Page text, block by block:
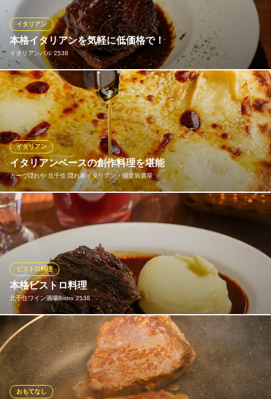
と､お料理に合わせて厳選したワイン･お酒をお楽しみいただけま
す｡
ビストロ Sabu
本格ビストロ×ワイン
ＪＲ常磐線北千住駅 徒歩2分
東京都足立区千住旭町40-24 横山ビル1F
本格イタリアンを気軽に低価格で！
イタリアンバル 2538
イタリアン
【牛ホホ肉の赤ワイン煮込み〜焼きリゾット添え〜 580円（税
抜）】 完成まで合計3日間を要する2538の名にふさわしい自慢の
お料理です。牛肉は飼育期間が長く旨味の増したものを厳選、下
味を付け焼付けの後、煮込みます。時間をかけてしっかりと作り
こむ逸品は箸でほぐれるほど柔らか、ぜひ一度お召し上がりくだ
さい。
イタリアンバル 2538
こだわりの煮込み料理
地下鉄北千住駅西口 徒歩3分
東京都足立区千住3-36 マツマルビル2F
イタリアンベースの創作料理を堪能
カーヴ隠れや 北千住 隠れ家イタリアン・個室居酒屋
イタリアン
当店では、お酒と一緒におつまみ感覚で食べられる、生地が薄く
サクッとした「クリスピーピザ」をご提供。定番の「マルゲリー
タ」から「アボカドの和風マヨピッツァ」など、お好みで5種の中
から選べます。特に「4種類のチーズピッツァはちみつ添え 」
は、はちみつをかけることで、さらにチーズのコク深い味を楽し
めます。
カーヴ隠れや 北千住 隠れ家イタリアン・個室居酒屋
洞窟風個室イタリアン
地下鉄千代田線北千住駅 徒歩2分
東京都足立区千住3-62 矢作ビル1・2F
本格ビストロ料理
北千住ワイン酒場Bistro 2538
ビストロ料理
名物の【牛ホホ肉の赤ワイン煮込み】は3日間かけ作り上げるスペ
シャルメニュー！
北千住ワイン酒場Bistro 2538
ビストロ・ワインバル
おもてなし